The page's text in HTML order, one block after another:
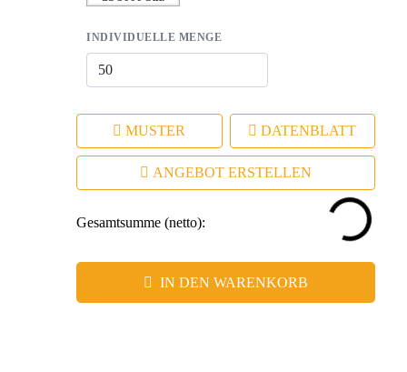
INDIVIDUELLE MENGE
MUSTER DATENBLATT
ANGEBOT ERSTELLEN
Gesamtsumme (netto):
IN DEN WARENKORB